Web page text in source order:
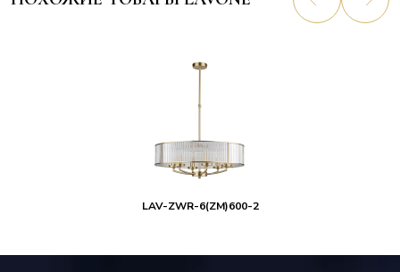
LAV-ZWR-6(ZM)600-2